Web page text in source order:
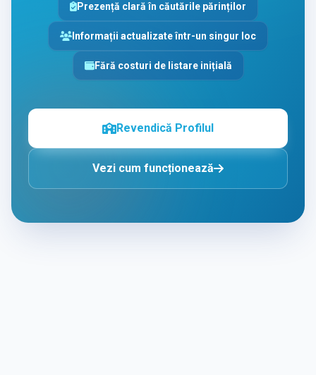
Prezență clară în căutările părinților
Informații actualizate într-un singur loc
Fără costuri de listare inițială
Revendică Profilul
Vezi cum funcționează